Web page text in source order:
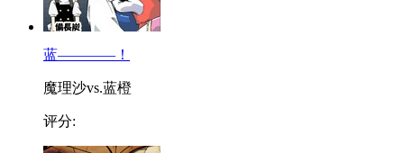
蓝————！
魔理沙vs.蓝橙
评分: